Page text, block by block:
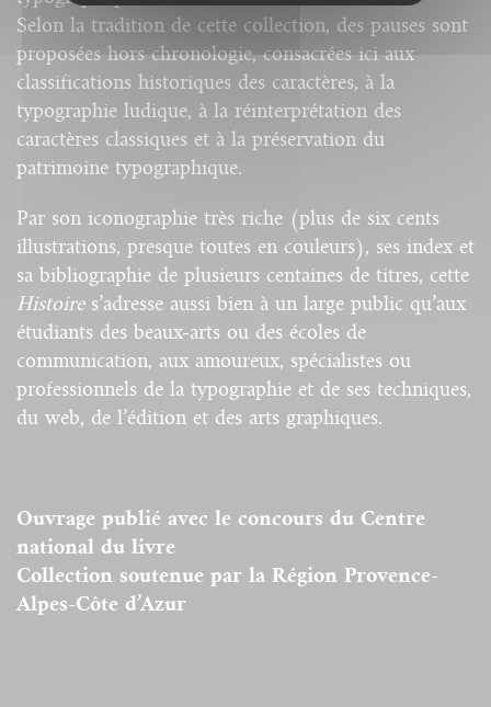
Selon la tradition de cette collection, des pauses sont
proposées hors chronologie, consacrées ici aux
classifications historiques des caractères, à la
typographie ludique, à la réinterprétation des
caractères classiques et à la préservation du
patrimoine typographique.
Par son iconographie très riche (plus de six cents
illustrations, presque toutes en couleurs), ses index et
sa bibliographie de plusieurs centaines de titres, cette
Histoires’adresse aussi bien à un large public qu’aux
étudiants des beaux-arts ou des écoles de
communication, aux amoureux, spécialistes ou
professionnels de la typographie et de ses techniques,
du web, de l’édition et des arts graphiques.
Ouvrage publié avec le concours du Centre
national du livre
Collection soutenue par la Région Provence-
Alpes-Côte d’Azur